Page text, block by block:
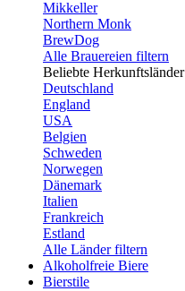
Mikkeller
Northern Monk
BrewDog
Alle Brauereien filtern
Beliebte Herkunftsländer
Deutschland
England
USA
Belgien
Schweden
Norwegen
Dänemark
Italien
Frankreich
Estland
Alle Länder filtern
Alkoholfreie Biere
Bierstile